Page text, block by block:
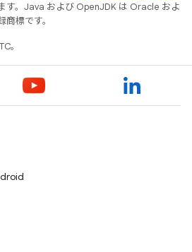
す。Java および OpenJDK は Oracle およ
標です。
。